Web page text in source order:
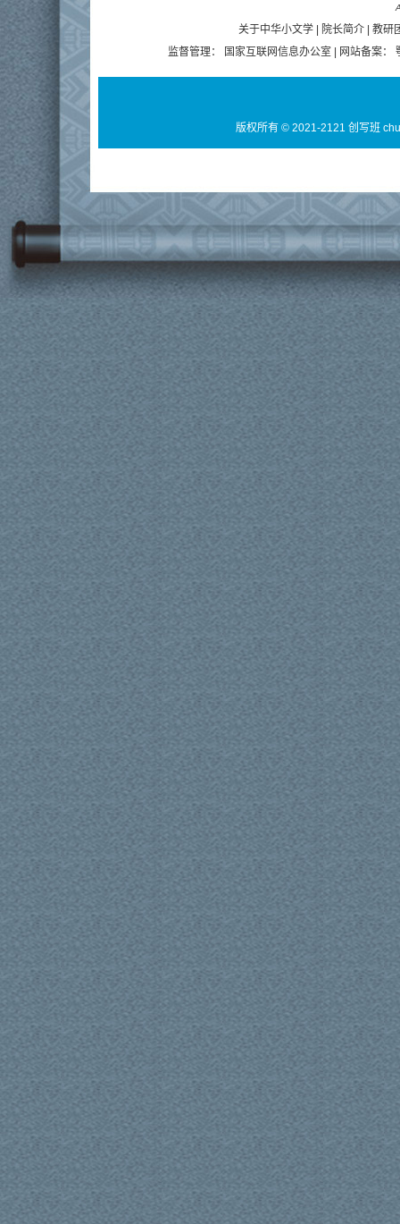
关于中华小文学 院长简介
教研
监督管理：
国家互联网信息办公室 | 网站备案：
版权所有 © 2021-2121 创写班